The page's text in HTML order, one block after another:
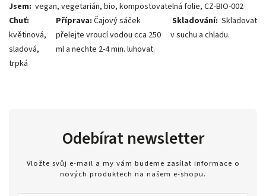
Jsem: vegan, vegetarián, bio, kompostovatelná folie, CZ-BIO-002
Chuť:
květinová,
sladová,
trpká
Příprava:Čajový sáček
přelejte vroucí vodou cca 250
ml a nechte 2-4 min. luhovat.
Skladování: Skladovat
v suchu a chladu.
Odebírat newsletter
Vložte svůj e-mail a my vám budeme zasílat informace o
nových produktech na našem e-shopu.